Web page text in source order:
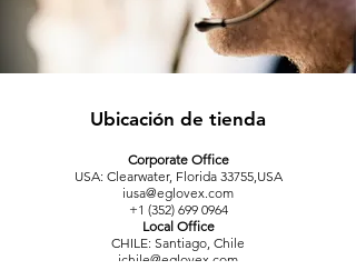
Ubicación de tienda
Corporate Office
USA: Clearwater, Florida 33755,USA
iusa@eglovex.com
+1 (352) 699 0964
Local Office
CHILE: Santiago, Chile
ichile@eglovex.com